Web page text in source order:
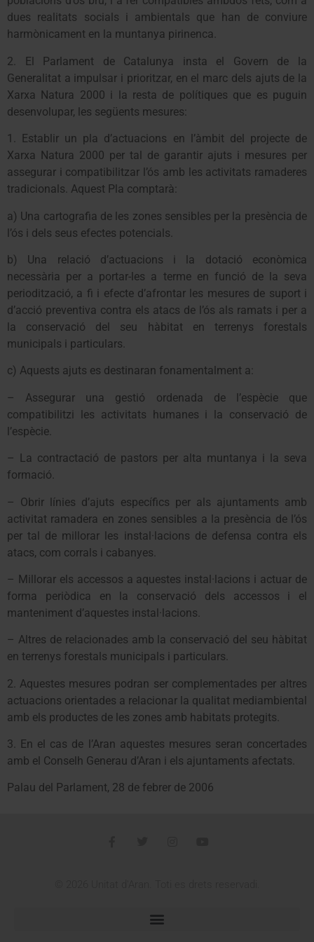
dues realitats socials i ambientals que han de conviure
harmònicament en la muntanya pirinenca.
2. El Parlament de Catalunya insta el Govern de la
Generalitat a impulsar i prioritzar, en el marc dels ajuts de la
Xarxa Natura 2000 i la resta de polítiques que es puguin
desenvolupar, les següents mesures:
1. Establir un pla d’actuacions en l’àmbit del projecte de
Xarxa Natura 2000 per tal de garantir ajuts i mesures per
assegurar i compatibilitzar l’ós amb les activitats ramaderes
tradicionals. Aquest Pla comptarà:
a) Una cartografia de les zones sensibles per la presència de
l’ós i dels seus efectes potencials.
b) Una relació d’actuacions i la dotació econòmica
necessària per a portar-les a terme en funció de la seva
periodització, a fi i efecte d’afrontar les mesures de suport i
d’acció preventiva contra els atacs de l’ós als ramats i per a
la conservació del seu hàbitat en terrenys forestals
municipals i particulars.
c) Aquests ajuts es destinaran fonamentalment a:
– Assegurar una gestió ordenada de l’espècie que
compatibilitzi les activitats humanes i la conservació de
l’espècie.
– La contractació de pastors per alta muntanya i la seva
formació.
– Obrir línies d’ajuts específics per als ajuntaments amb
activitat ramadera en zones sensibles a la presència de l’ós
per tal de millorar les instal·lacions de defensa contra els
atacs, com corrals i cabanyes.
– Millorar els accessos a aquestes instal·lacions i actuar de
forma periòdica en la conservació dels accessos i el
manteniment d’aquestes instal·lacions.
– Altres de relacionades amb la conservació del seu hàbitat
en terrenys forestals municipals i particulars.
2. Aquestes mesures podran ser complementades per altres
actuacions orientades a relacionar la qualitat mediambiental
amb els productes de les zones amb habitats protegits.
3. En el cas de l’Aran aquestes mesures seran concertades
amb el Conselh Generau d’Aran i els ajuntaments afectats.
Palau del Parlament, 28 de febrer de 2006